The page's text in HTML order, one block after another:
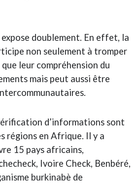
doublement. En effet, la
non seulement à tromper
leur compréhension du
mais peut aussi être
d’informations sont
régions en Afrique. Il y a
15 pays africains,
Ivoire Check, Benbéré,
burkinabè de